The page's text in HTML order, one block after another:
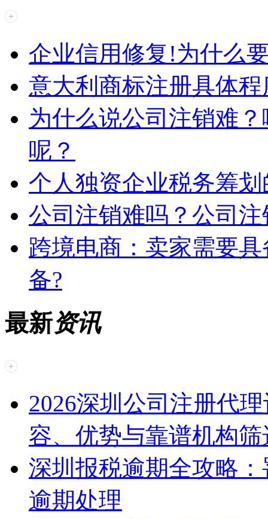
企业信用修复!为什么
意大利商标注册具体
为什么说公司注销难
呢？
个人独资企业税务筹
公司注销难吗？公司
跨境电商：卖家需要
备?
最新资讯
2026深圳公司注册代
容、优势与靠谱机构筛
深圳报税逾期全攻略
逾期处理